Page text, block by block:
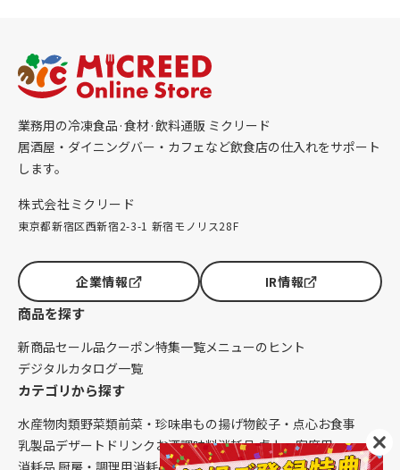
業務用の冷凍食品·食材·飲料通販 ミクリード
居酒屋・ダイニングバー・カフェなど飲食店の仕入れをサポート
します。
株式会社ミクリード
東京都新宿区西新宿2-3-1 新宿モノリス28F
企業情報 IR情報
商品を探す
新商品セール品クーポン特集一覧メニューのヒント
デジタルカタログ一覧
カテゴリから探す
水産物肉類野菜類前菜・珍味串もの揚げ物餃子・点心お食事
乳製品デザート ドリンク お酒調味料消耗品 卓上・客席用